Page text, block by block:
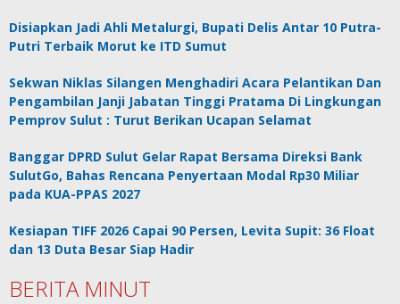
Disiapkan Jadi Ahli Metalurgi, Bupati Delis Antar 10 Putra-
Putri Terbaik Morut ke ITD Sumut
Sekwan Niklas Silangen Menghadiri Acara Pelantikan Dan
Pengambilan Janji Jabatan Tinggi Pratama Di Lingkungan
Pemprov Sulut : Turut Berikan Ucapan Selamat
Banggar DPRD Sulut Gelar Rapat Bersama Direksi Bank
SulutGo, Bahas Rencana Penyertaan Modal Rp30 Miliar
pada KUA-PPAS 2027
Kesiapan TIFF 2026 Capai 90 Persen, Levita Supit: 36 Float
dan 13 Duta Besar Siap Hadir
BERITA MINUT